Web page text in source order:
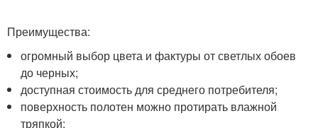
Преимущества:
огромный выбор цвета и фактуры от светлых обоев
до черных;
доступная стоимость для среднего потребителя;
поверхность полотен можно протирать влажной
тряпкой;